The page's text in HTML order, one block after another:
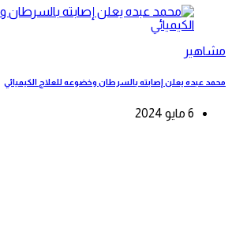
مشاهير
محمد عبده يعلن إصابته بالسرطان وخضوعه للعلاج الكيميائي
6 مايو 2024